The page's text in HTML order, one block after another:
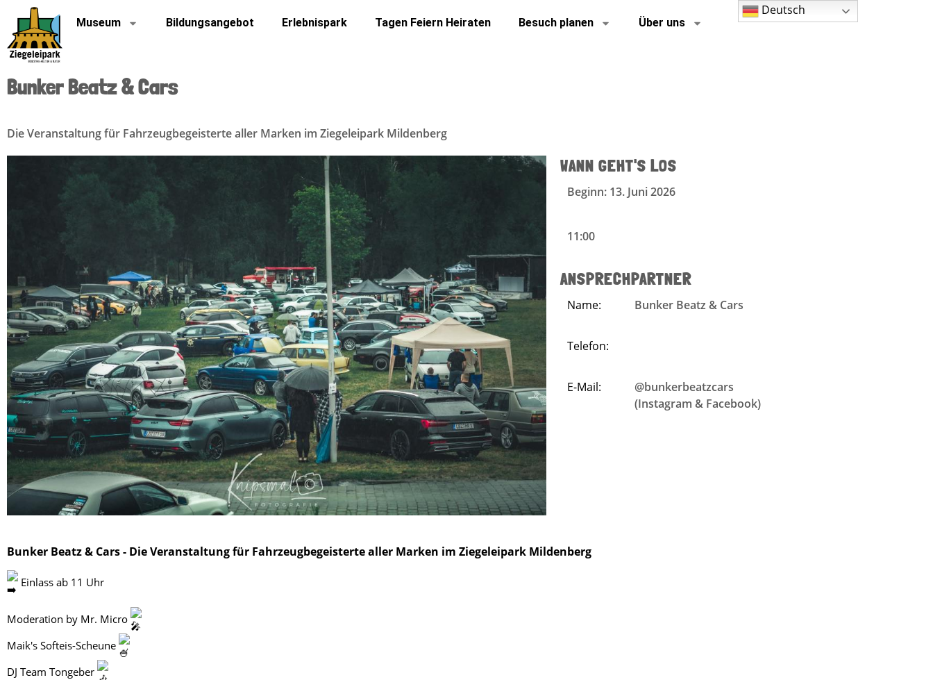
Museum Bildungsangebot Erlebnispark Tagen Feiern Heiraten Besuch planen Über uns
Bunker Beatz & Cars
Die Veranstaltung für Fahrzeugbegeisterte aller Marken im Ziegeleipark Mildenberg
WANN GEHT'S LOS
Beginn: 13. Juni 2026
11:00
ANSPRECHPARTNER
Name: Bunker Beatz & Cars
Telefon:
E-Mail:
@bunkerbeatzcars
(Instagram & Facebook)
Bunker Beatz & Cars - Die Veranstaltung für Fahrzeugbegeisterte aller Marken im Ziegeleipark Mildenberg
Einlass ab 11 Uhr
Moderation by Mr. Micro
Maik's Softeis-Scheune
DJ Team Tongeber
Deutsch